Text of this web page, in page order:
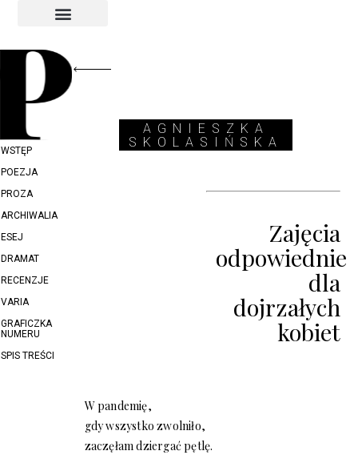
WSTĘP
POEZJA
PROZA
ARCHIWALIA
ESEJ
DRAMAT
RECENZJE
VARIA
GRAFICZKA
NUMERU
SPIS TREŚCI
AGNIESZKA
SKOLASIŃSKA
Zajęcia
odpowiednie
dla
dojrzałych
kobiet
W pandemię,
gdy wszystko zwolniło,
zaczęłam dziergać pętlę.